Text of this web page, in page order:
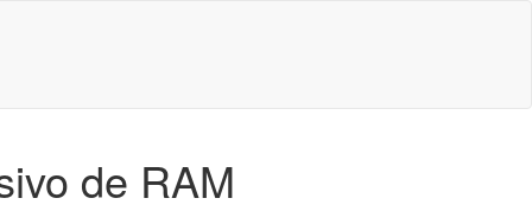
de RAM